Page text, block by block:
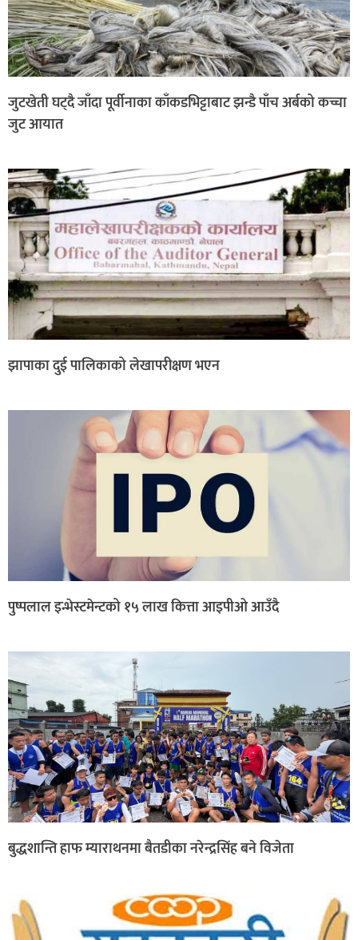
जुटखेती घट्दै जाँदा पूर्वीनाका काँकडभिट्टाबाट झन्डै पाँच अर्बको कच्चा
जुट आयात
झापाका दुई पालिकाको लेखापरीक्षण भएन
पुष्पलाल इन्भेस्टमेन्टको १५ लाख कित्ता आइपीओ आउँदै
बुद्धशान्ति हाफ म्याराथनमा बैतडीका नरेन्द्रसिंह बने विजेता